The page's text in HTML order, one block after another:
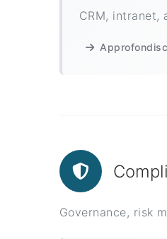
CRM, intranet,
Governance, risk